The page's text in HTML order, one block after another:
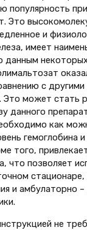
популярность
Это
и
имеет
данным
с другими
Это может
данного
как
гемоглобина
того,
что позволяет
и амбулаторно
не